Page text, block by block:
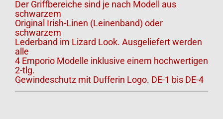
Der Griffbereiche sind je nach Modell aus
schwarzem
Original Irish-Linen (Leinenband) oder
schwarzem
Lederband im Lizard Look. Ausgeliefert werden
alle
4 Emporio Modelle inklusive einem hochwertigen
2-tlg.
Gewindeschutz mit Dufferin Logo. DE-1 bis DE-4